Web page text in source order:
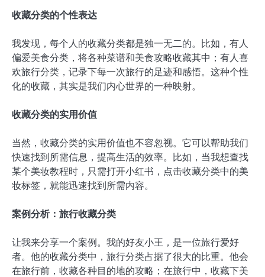
收藏分类的个性表达
我发现，每个人的收藏分类都是独一无二的。比如，有人
偏爱美食分类，将各种菜谱和美食攻略收藏其中；有人喜
欢旅行分类，记录下每一次旅行的足迹和感悟。这种个性
化的收藏，其实是我们内心世界的一种映射。
收藏分类的实用价值
当然，收藏分类的实用价值也不容忽视。它可以帮助我们
快速找到所需信息，提高生活的效率。比如，当我想查找
某个美妆教程时，只需打开小红书，点击收藏分类中的美
妆标签，就能迅速找到所需内容。
案例分析：旅行收藏分类
让我来分享一个案例。我的好友小王，是一位旅行爱好
者。他的收藏分类中，旅行分类占据了很大的比重。他会
在旅行前，收藏各种目的地的攻略；在旅行中，收藏下美